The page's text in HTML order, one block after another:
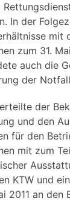
In der
mit
zum 31.
auch die
der
der
und den
für den
mit zum
KTW und
2011 an den